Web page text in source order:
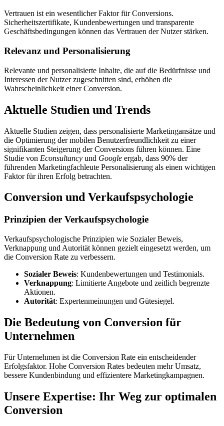
Vertrauen ist ein wesentlicher Faktor für Conversions.
Sicherheitszertifikate, Kundenbewertungen und transparente
Geschäftsbedingungen können das Vertrauen der Nutzer stärken.
Relevanz und Personalisierung
Relevante und personalisierte Inhalte, die auf die Bedürfnisse und
Interessen der Nutzer zugeschnitten sind, erhöhen die
Wahrscheinlichkeit einer Conversion.
Aktuelle Studien und Trends
Aktuelle Studien zeigen, dass personalisierte Marketingansätze und
die Optimierung der mobilen Benutzerfreundlichkeit zu einer
signifikanten Steigerung der Conversions führen können. Eine
Studie von Econsultancy und Google ergab, dass 90% der
führenden Marketingfachleute Personalisierung als einen wichtigen
Faktor für ihren Erfolg betrachten.
Conversion und Verkaufspsychologie
Prinzipien der Verkaufspsychologie
Verkaufspsychologische Prinzipien wie Sozialer Beweis,
Verknappung und Autorität können gezielt eingesetzt werden, um
die Conversion Rate zu verbessern.
Sozialer Beweis: Kundenbewertungen und Testimonials.
Verknappung: Limitierte Angebote und zeitlich begrenzte
Aktionen.
Autorität: Expertenmeinungen und Gütesiegel.
Die Bedeutung von Conversion für
Unternehmen
Für Unternehmen ist die Conversion Rate ein entscheidender
Erfolgsfaktor. Hohe Conversion Rates bedeuten mehr Umsatz,
bessere Kundenbindung und effizientere Marketingkampagnen.
Unsere Expertise: Ihr Weg zur optimalen
Conversion